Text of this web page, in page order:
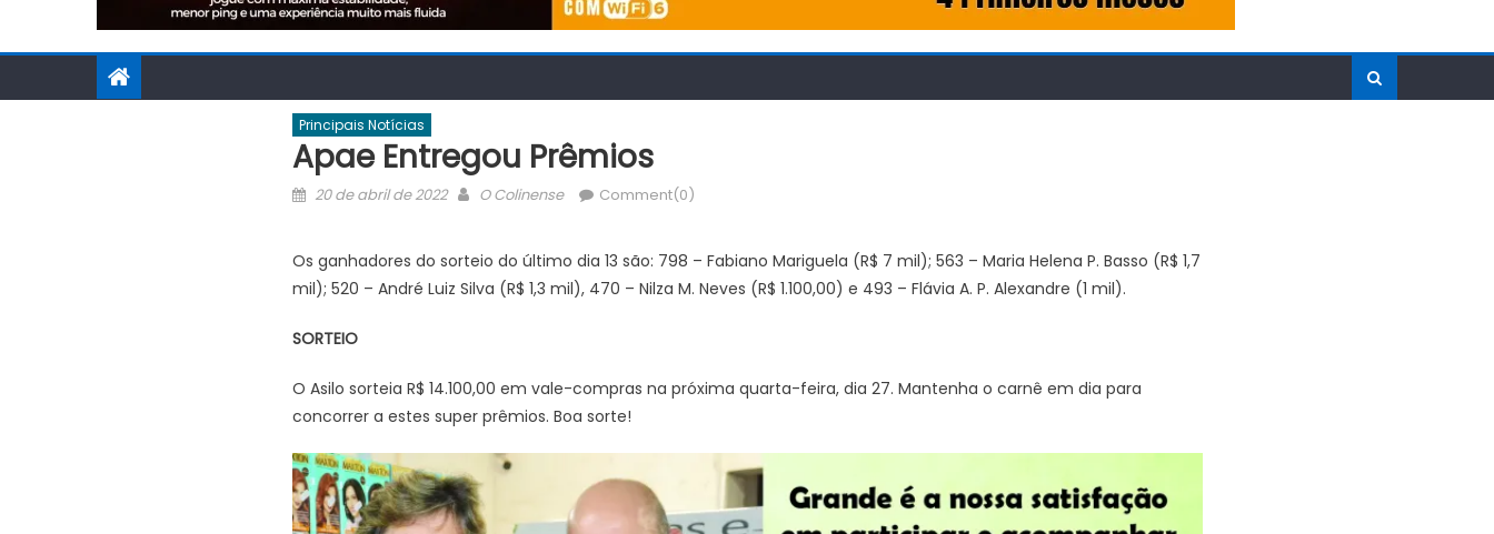
Principais Notícias
Apae Entregou Prêmios
Posted
20 de abril de 2022 Author
O Colinense Comment(0)
Os ganhadores do sorteio do último dia 13 são: 798 – Fabiano Mariguela (R$ 7 mil); 563 – Maria Helena P. Basso (R$ 1,7
mil); 520 – André Luiz Silva (R$ 1,3 mil), 470 – Nilza M. Neves (R$ 1.100,00) e 493 – Flávia A. P. Alexandre (1 mil).
SORTEIO
O Asilo sorteia R$ 14.100,00 em vale-compras na próxima quarta-feira, dia 27. Mantenha o carnê em dia para
concorrer a estes super prêmios. Boa sorte!